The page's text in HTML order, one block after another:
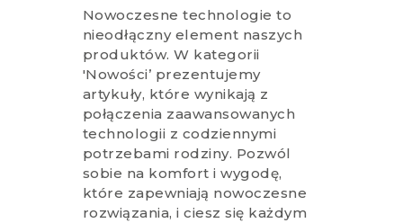
Nowoczesne technologie to
nieodłączny element naszych
produktów. W kategorii
'Nowości’ prezentujemy
artykuły, które wynikają z
połączenia zaawansowanych
technologii z codziennymi
potrzebami rodziny. Pozwól
sobie na komfort i wygodę,
które zapewniają nowoczesne
rozwiązania, i ciesz się każdym